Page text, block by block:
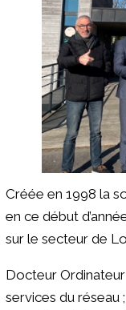
Créée en 1998 la
en ce début
sur le secteur de
Docteur
services du réseau